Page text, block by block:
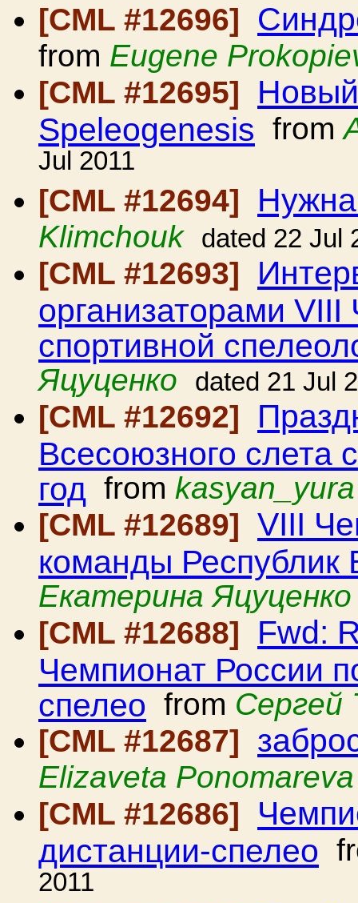
[CML #12696]
from Eugene
[CML #12695]
Speleogenesis from
Jul 2011
[CML #12694]
Klimchouk dated 22 Jul
[CML #12693]
организаторами
спортивной
Яцуценко
dated 21 Jul
[CML #12692]
Всесоюзного слета
год from kasyan_yura
[CML #12689] VIII
команды Республик
Екатерина Яцуценко
[CML #12688]
Fwd:
Чемпионат России
спелео from Сергей
[CML #12687]
Elizaveta Ponomareva
[CML #12686]
дистанции-спелео
2011